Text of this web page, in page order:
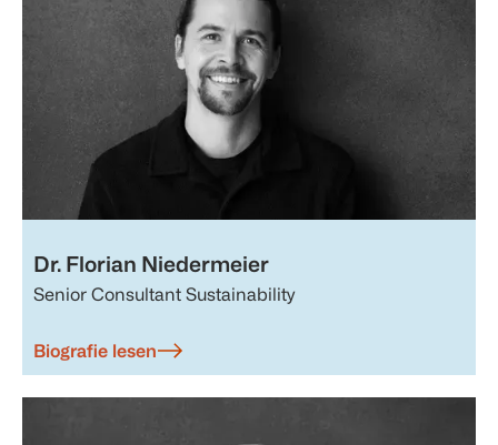
Dr. Florian Niedermeier
Senior Consultant Sustainability
Biografie lesen